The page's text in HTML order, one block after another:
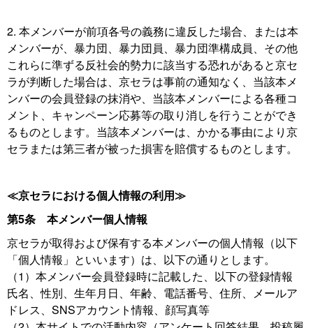
2. 本メンバーが前項各号の義務に違反した場合、または本
メンバーが、暴力団、暴力団員、暴力団準構成員、その他
これらに準ずる反社会的勢力に該当する恐れがあると京セ
ラが判断した場合は、京セラは事前の通知なく、当該本メ
ンバーの会員登録の抹消や、当該本メンバーによる各種コ
メント、キャンペーン応募等の取り消しを行うことができ
るものとします。当該本メンバーは、かかる事由により京
セラまたは第三者が被った損害を賠償するものとします。
≪京セラにおける個人情報の利用≫
第5条 本メンバー個人情報
京セラが取得および保有する本メンバーの個人情報（以下
「個人情報」といいます）は、以下の通りとします。
（1）本メンバー会員登録時に記載した、以下の登録情報
氏名、性別、生年月日、年齢、電話番号、住所、メールア
ドレス、SNSアカウント情報、顔写真等